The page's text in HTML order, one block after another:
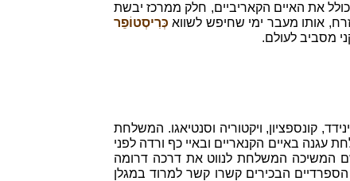
את האיים הקאריביים, חלק ממרכז יבשת
אותו מעבר ימי שחיפש לשווא כְּרִיסְטוֹפֵר
סן-אנטוניו, טרינידד, קונספציון, ויקטוריה וסנטיאגו. המשלחת
עגנה באיים הקנאריים ובאיי כף ורדה לפני
המשיכה המשלחת לנווט את דרכה דרומה
מרץ עד ספטמבר של שנת 1520. אחדים מיורדי הים הספרדיים הבכירים קשרו קשר למרוד במגלן